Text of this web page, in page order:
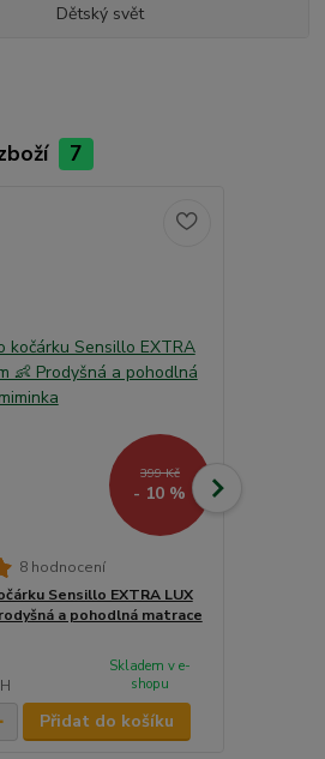
Dětský svět
7
399 Kč
- 10 %
8 hodnocení
Sensillo EXTRA LUX
a pohodlná matrace
Skladem v e-
shopu
Přidat do košíku